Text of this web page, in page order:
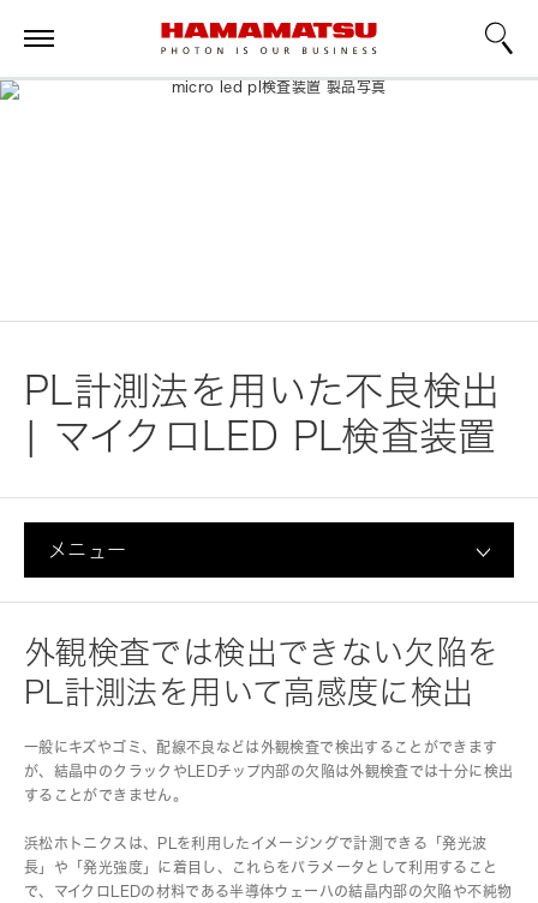
PL計測法を用いた不良検出
| マイクロLED PL検査装置
メニュー
外観検査では検出できない欠陥を
PL計測法を用いて高感度に検出
一般にキズやゴミ、配線不良などは外観検査で検出することができます
が、結晶中のクラックやLEDチップ内部の欠陥は外観検査では十分に検出
することができません。
浜松ホトニクスは、PLを利用したイメージングで計測できる「発光波
長」や「発光強度」に着目し、これらをパラメータとして利用すること
で、マイクロLEDの材料である半導体ウェーハの結晶内部の欠陥や不純物